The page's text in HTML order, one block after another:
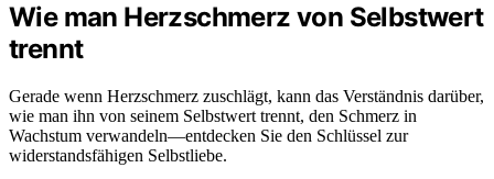
Wie man Herzschmerz von Selbstwert
trennt
Gerade wenn Herzschmerz zuschlägt, kann das Verständnis darüber,
wie man ihn von seinem Selbstwert trennt, den Schmerz in
Wachstum verwandeln—entdecken Sie den Schlüssel zur
widerstandsfähigen Selbstliebe.